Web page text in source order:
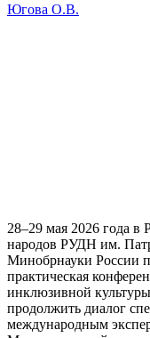
Югова О.В.
28–29 мая 2026 года в
народов РУДН им.
Минобрнауки России
практическая
инклюзивной
продолжить диалог
международным